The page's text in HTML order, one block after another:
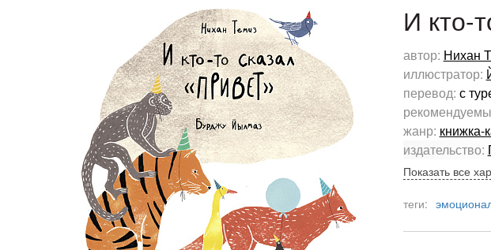
И кто-
автор: Нихан
иллюстратор:
перевод: с
жанр: книжка-
издательство:
Показать все
теги: